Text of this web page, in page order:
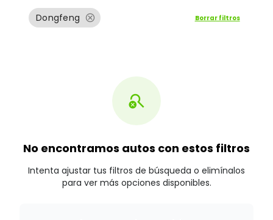
Dongfeng cancel Borrar filtros
search_off
No encontramos autos con estos filtros
Intenta ajustar tus filtros de búsqueda o elimínalos
para ver más opciones disponibles.